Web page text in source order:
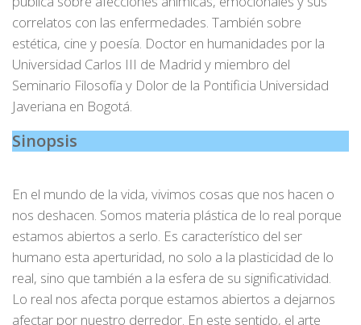
correlatos con las enfermedades. También sobre
estética, cine y poesía. Doctor en humanidades por la
Universidad Carlos III de Madrid y miembro del
Seminario Filosofía y Dolor de la Pontificia Universidad
Javeriana en Bogotá.
Sinopsis
En el mundo de la vida, vivimos cosas que nos hacen o
nos deshacen. Somos materia plástica de lo real porque
estamos abiertos a serlo. Es característico del ser
humano esta aperturidad, no solo a la plasticidad de lo
real, sino que también a la esfera de su significatividad.
Lo real nos afecta porque estamos abiertos a dejarnos
afectar por nuestro derredor. En este sentido, el arte